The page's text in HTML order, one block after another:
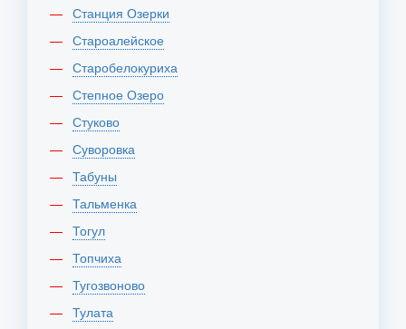
Станция Озерки
Староалейское
Старобелокуриха
Степное Озеро
Стуково
Суворовка
Табуны
Тальменка
Тогул
Топчиха
Тугозвоново
Тулата